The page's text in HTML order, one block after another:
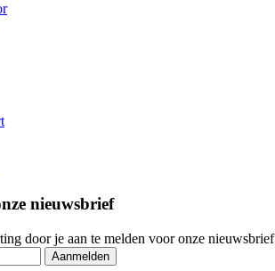
nieuwsbrief
door je aan te melden voor onze nieuwsbrief
Aanmelden